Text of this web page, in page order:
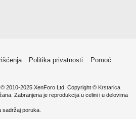
Politika privatnosti
Pomoć
© 2010-2025 XenForo Ltd. Copyright © Krstarica
Zabranjena je reprodukcija u celini i u delovima
sadržaj poruka.